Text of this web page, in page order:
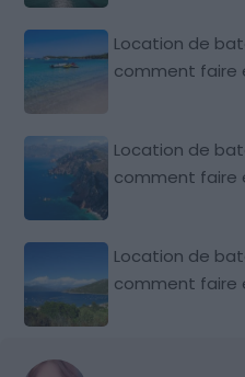
Location de
comment faire
Location de
comment faire
Location de
comment faire